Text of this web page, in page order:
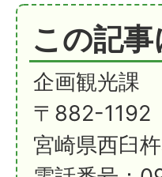
この記
企画観光課
〒882-1192
宮崎県西臼